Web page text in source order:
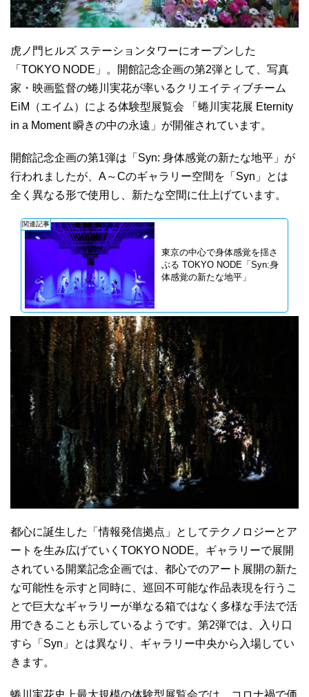
虎ノ門ヒルズ ステーションタワーにオープンした
「TOKYO NODE」。開館記念企画の第2弾として、写真
家・映画監督の蜷川実花が率いるクリエイティブチーム
EiM（エイム）による体験型展覧会 「蜷川実花展 Eternity
in a Moment 瞬きの中の永遠」が開催されています。
開館記念企画の第1弾は「Syn: 身体感覚の新たな地平」が
行われましたが、A～Cのギャラリー空間を「Syn」とは
全く異なる形で使用し、新たな空間に仕上げています。
関連記事
東京の中心で身体感覚を揺さ
ぶる TOKYO NODE「Syn:身
体感覚の新たな地平」
都心に誕生した「情報発信拠点」としてテクノロジーとア
ートを生み広げていくTOKYO NODE。ギャラリーで展開
されている開業記念企画では、都心でのアート展開の新た
な可能性を示すと同時に、巡回不可能な作品表現を行うこ
とで巨大なギャラリーが単なる箱ではなく多様な手法で活
用できることも示しているようです。第2弾では、入り口
すら「Syn」とは異なり、ギャラリー中央から入場してい
きます。